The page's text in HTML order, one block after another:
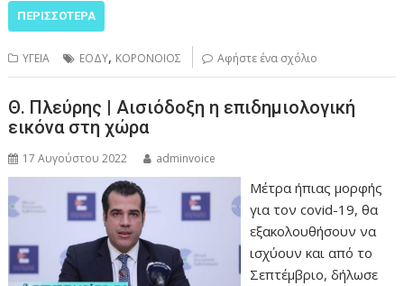
ΠΕΡΙΣΣΌΤΕΡΑ
ΥΓΕΙΑ ΕΟΔΥ, ΚΟΡΟΝΟΙΟΣ Αφήστε ένα σχόλιο
Θ. Πλεύρης | Αισιόδοξη η επιδημιολογική
εικόνα στη χώρα
17 Αυγούστου 2022 adminvoice
Μέτρα ήπιας μορφής
για τον covid-19, θα
εξακολουθήσουν να
ισχύουν και από το
Σεπτέμβριο, δήλωσε